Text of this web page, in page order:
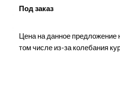
Под заказ
Цена на данное предложение
том числе из-за колебания